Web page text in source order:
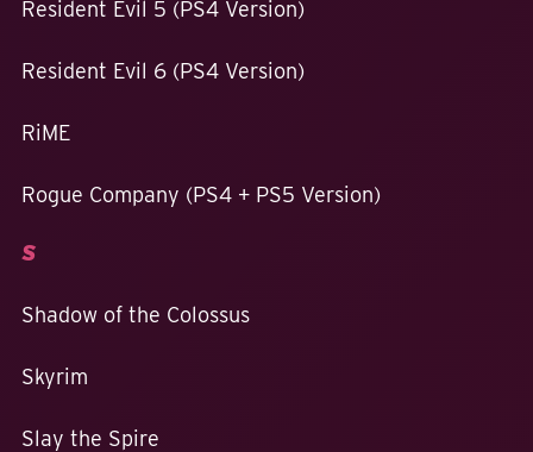
Resident Evil 5 (PS4 Version)
Resident Evil 6 (PS4 Version)
RiME
Rogue Company (PS4 + PS5 Version)
S
Shadow of the Colossus
Skyrim
Slay the Spire